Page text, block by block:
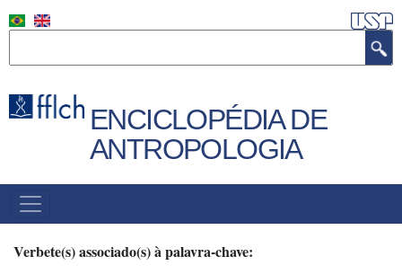
para
conteúdo
ENCICLOPÉDIA DE
ANTROPOLOGIA
MENU
PRINCIPAL
Verbete(s) associado(s) à palavra-chave: